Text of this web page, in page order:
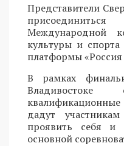
Представители
Международной
культуры и
платформы «Россия
В рамках
Владивостоке
дадут
проявить себя и
основной